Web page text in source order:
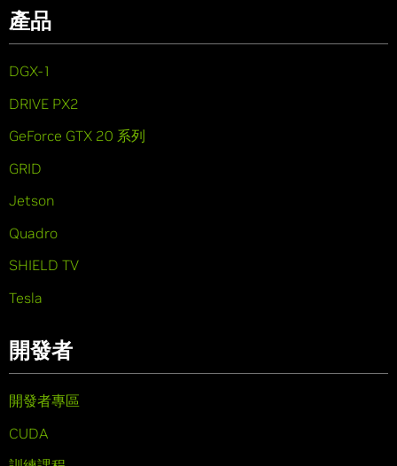
產品
DGX-1
DRIVE PX2
GeForce GTX 20 系列
GRID
Jetson
Quadro
SHIELD TV
Tesla
開發者
開發者專區
CUDA